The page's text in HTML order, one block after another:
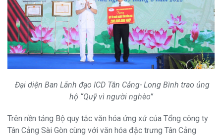
Đại diện Ban Lãnh đạo ICD Tân Cảng- Long Bình trao ủng
hộ “Quỹ vì người nghèo”
Trên nền tảng Bộ quy tắc văn hóa ứng xử của Tổng công ty
Tân Cảng Sài Gòn cùng với văn hóa đặc trưng Tân Cảng